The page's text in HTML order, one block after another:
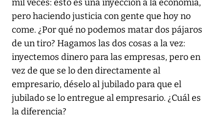
mil veces: esto es una inyección a la economía,
pero haciendo justicia con gente que hoy no
come. ¿Por qué no podemos matar dos pájaros
de un tiro? Hagamos las dos cosas a la vez:
inyectemos dinero para las empresas, pero en
vez de que se lo den directamente al
empresario, déselo al jubilado para que el
jubilado se lo entregue al empresario. ¿Cuál es
la diferencia?